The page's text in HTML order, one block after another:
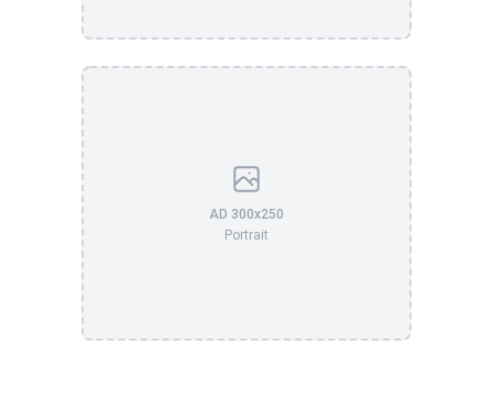
AD 300x250
Portrait